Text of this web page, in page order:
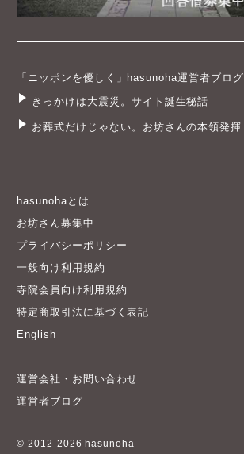
「ニッポンを優しく」hasunoha運営者ブログ
きっかけは大震災。サイト誕生秘話
お葬式だけじゃない。お坊さんの本領発揮
hasunohaとは
お坊さん募集中
プライバシーポリシー
一般向け利用規約
寺院会員向け利用規約
特定商取引法に基づく表記
English
運営会社・お問い合わせ
運営者ブログ
© 2012-2026 hasunoha